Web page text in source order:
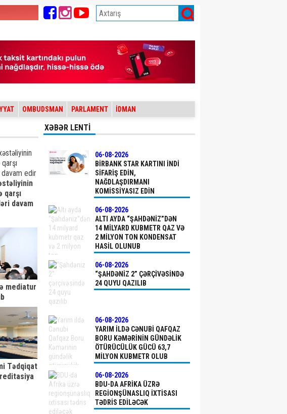
OMBUDSMAN PARLAMENT İDMAN
qarşı
davam
mediatur
Tədqiqat
XƏBƏR LENTİ
06-08-2026
BIRBANK STAR KARTINI INDI
SIFARIŞ EDIN,
NAĞDLAŞDIRMANI
KOMISSIYASIZ EDIN
06-08-2026
ALTI AYDA “ŞAHDƏNIZ”DƏN
14 MILYARD KUBMETR QAZ VƏ
2 MILYON TON KONDENSAT
HASIL OLUNUB
06-08-2026
“ŞAHDƏNIZ 2” ÇƏRÇIVƏSINDƏ
24 QUYU QAZILIB
06-08-2026
YARIM ILDƏ CƏNUBI QAFQAZ
BORU KƏMƏRININ GÜNDƏLIK
ÖTÜRÜCÜLÜK GÜCÜ 63,7
MILYON KUBMETR OLUB
06-08-2026
BDU-DA AFRIKA ÜZRƏ
REGIONŞÜNASLIQ IXTISASI
TƏDRIS EDILƏCƏK